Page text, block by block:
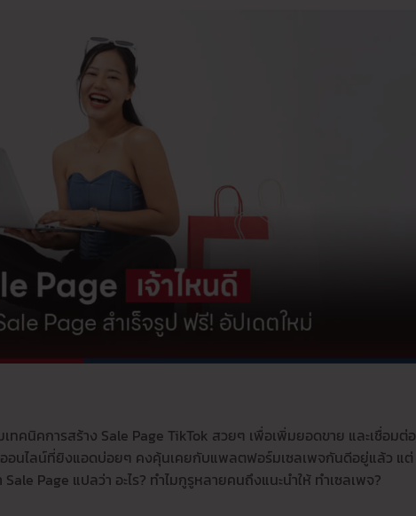
ทคนิคการสร้าง Sale Page TikTok สวยๆ เพื่อเพิ่มยอดขาย และเชื่อมต่อ
อนไลน์ที่ยิงแอดบ่อยๆ คงคุ้นเคยกับแพลตฟอร์มเซลเพจกันดีอยู่แล้ว แต่
Page แปลว่า อะไร? ทำไมกูรูหลายคนถึงแนะนำให้ ทำเซลเพจ?